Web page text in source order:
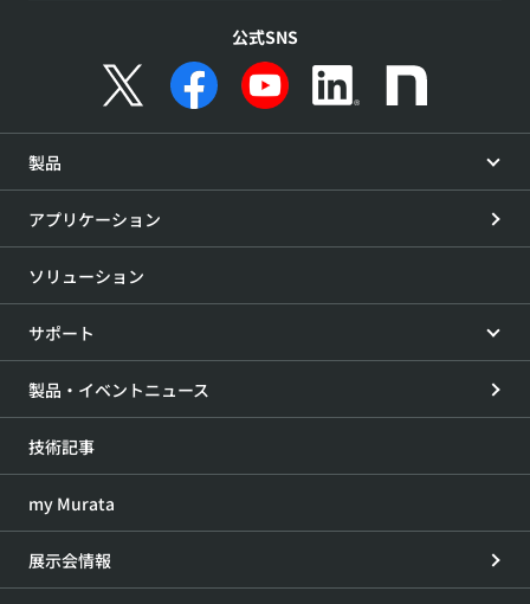
公式SNS
製品
アプリケーション
ソリューション
サポート
製品・イベントニュース
技術記事
my Murata
展示会情報